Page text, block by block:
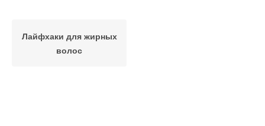
Лайфхаки для жирных
волос